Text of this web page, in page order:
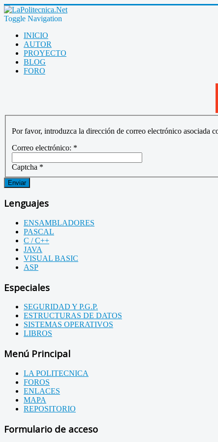
Toggle Navigation
INICIO
AUTOR
PROYECTO
BLOG
FORO
Por favor, introduzca la dirección de correo electrónico asociada
Correo electrónico: *
Captcha *
Enviar
Lenguajes
ENSAMBLADORES
PASCAL
C / C++
JAVA
VISUAL BASIC
ASP
Especiales
SEGURIDAD Y P.G.P.
ESTRUCTURAS DE DATOS
SISTEMAS OPERATIVOS
LIBROS
Menú Principal
LA POLITECNICA
FOROS
ENLACES
MAPA
REPOSITORIO
Formulario de acceso